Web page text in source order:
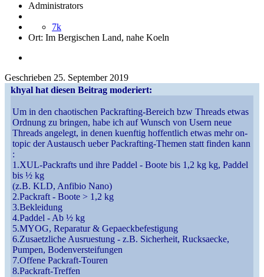
Administrators
7k
Ort: Im Bergischen Land, nahe Koeln
Geschrieben 25. September 2019
khyal hat diesen Beitrag moderiert:
Um in den chaotischen Packrafting-Bereich bzw Threads etwas
Ordnung zu bringen, habe ich auf Wunsch von Usern neue
Threads angelegt, in denen kuenftig hoffentlich etwas mehr on-
topic der Austausch ueber Packrafting-Themen statt finden kann
:
1.XUL-Packrafts und ihre Paddel - Boote bis 1,2 kg kg, Paddel
bis ½ kg
(z.B. KLD, Anfibio Nano)
2.Packraft - Boote > 1,2 kg
3.Bekleidung
4.Paddel - Ab ½ kg
5.MYOG, Reparatur & Gepaeckbefestigung
6.Zusaetzliche Ausruestung - z.B. Sicherheit, Rucksaecke,
Pumpen, Bodenversteifungen
7.Offene Packraft-Touren
8.Packraft-Treffen